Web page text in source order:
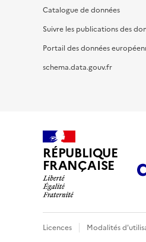
Catalogue de données
Suivre les publications des
Portail des données
schema.data.gouv.fr
RÉPUBLIQUE
FRANÇAISE
Licences Modalités